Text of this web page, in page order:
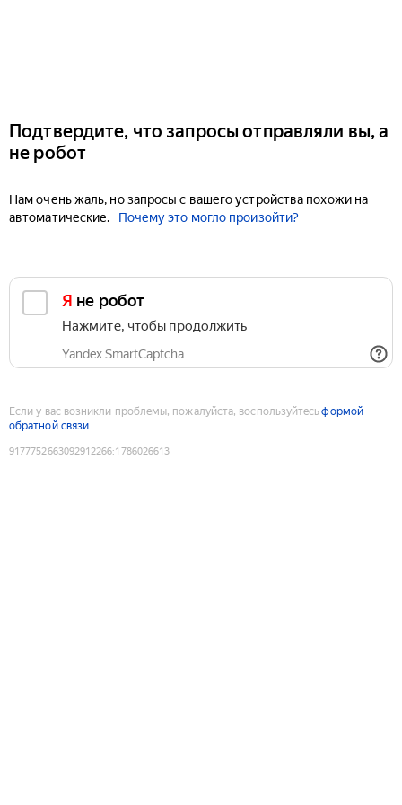
Подтвердите, что запросы отправляли вы, а
не робот
Нам очень жаль, но запросы с вашего устройства похожи на
автоматические.
Почему это могло произойти?
Я не робот
Нажмите, чтобы продолжить
Yandex SmartCaptcha
Если у вас возникли проблемы, пожалуйста, воспользуйтесьформой
обратной связи
9177752663092912266:1786026613